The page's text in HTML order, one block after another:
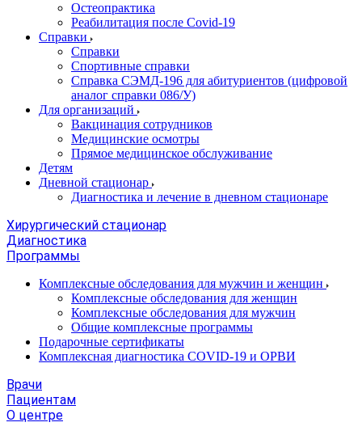
Остеопрактика
Реабилитация после Covid-19
Справки
Справки
Спортивные справки
Справка СЭМД‑196 для абитуриентов (цифровой
аналог справки 086/У)
Для организаций
Вакцинация сотрудников
Медицинские осмотры
Прямое медицинское обслуживание
Детям
Дневной стационар
Диагностика и лечение в дневном стационаре
Хирургический стационар
Диагностика
Программы
Комплексные обследования для мужчин и женщин
Комплексные обследования для женщин
Комплексные обследования для мужчин
Общие комплексные программы
Подарочные сертификаты
Комплексная диагностика COVID-19 и ОРВИ
Врачи
Пациентам
О центре